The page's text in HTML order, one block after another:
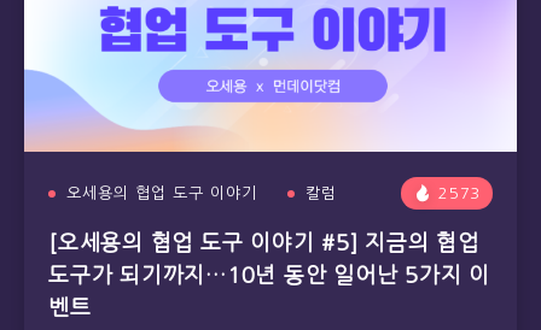
오세용의 협업 도구 이야기 칼럼 2573
[오세용의 협업 도구 이야기 #5] 지금의 협업
도구가 되기까지…10년 동안 일어난 5가지 이
벤트